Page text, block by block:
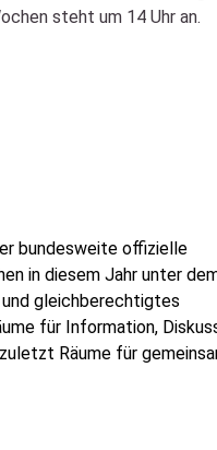
steht um 14 Uhr an.
bundesweite offizielle
in diesem Jahr unter
gleichberechtigtes
für Information,
Räume für